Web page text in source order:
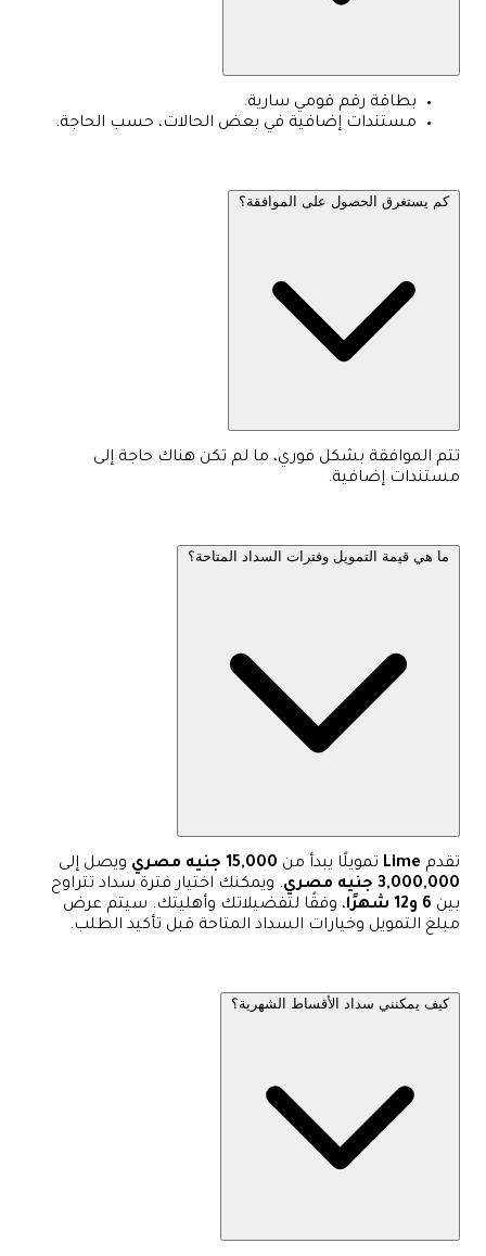
بطاقة رقم قومي سارية.
مستندات إضافية في بعض الحالات، حسب الحاجة.
كم يستغرق الحصول على الموافقة؟
تتم الموافقة بشكل فوري، ما لم تكن هناك حاجة إلى
مستندات إضافية.
ما هي قيمة التمويل وفترات السداد المتاحة؟
تقدم Lime تمويلًا يبدأ من 15,000 جنيه مصري
ويصل إلى
3,000,000 جنيه مصري
. ويمكنك اختيار فترة سداد تتراوح
بين 6 و12 شهرًا
، وفقًا لتفضيلاتك وأهليتك. سيتم عرض
مبلغ التمويل وخيارات السداد المتاحة قبل تأكيد الطلب.
كيف يمكنني سداد الأقساط الشهرية؟